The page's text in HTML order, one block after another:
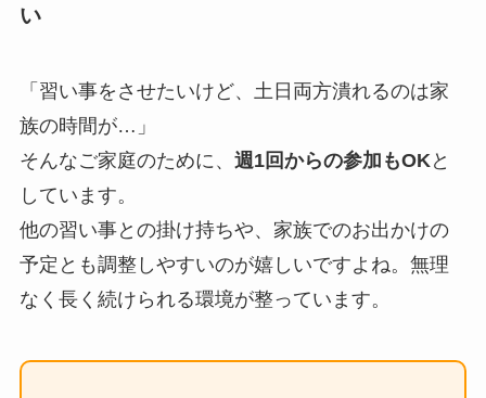
い
「習い事をさせたいけど、土日両方潰れるのは家
族の時間が…」
そんなご家庭のために、 週1回からの参加もOK と
しています。
他の習い事との掛け持ちや、家族でのお出かけの
予定とも調整しやすいのが嬉しいですよね。無理
なく長く続けられる環境が整っています。